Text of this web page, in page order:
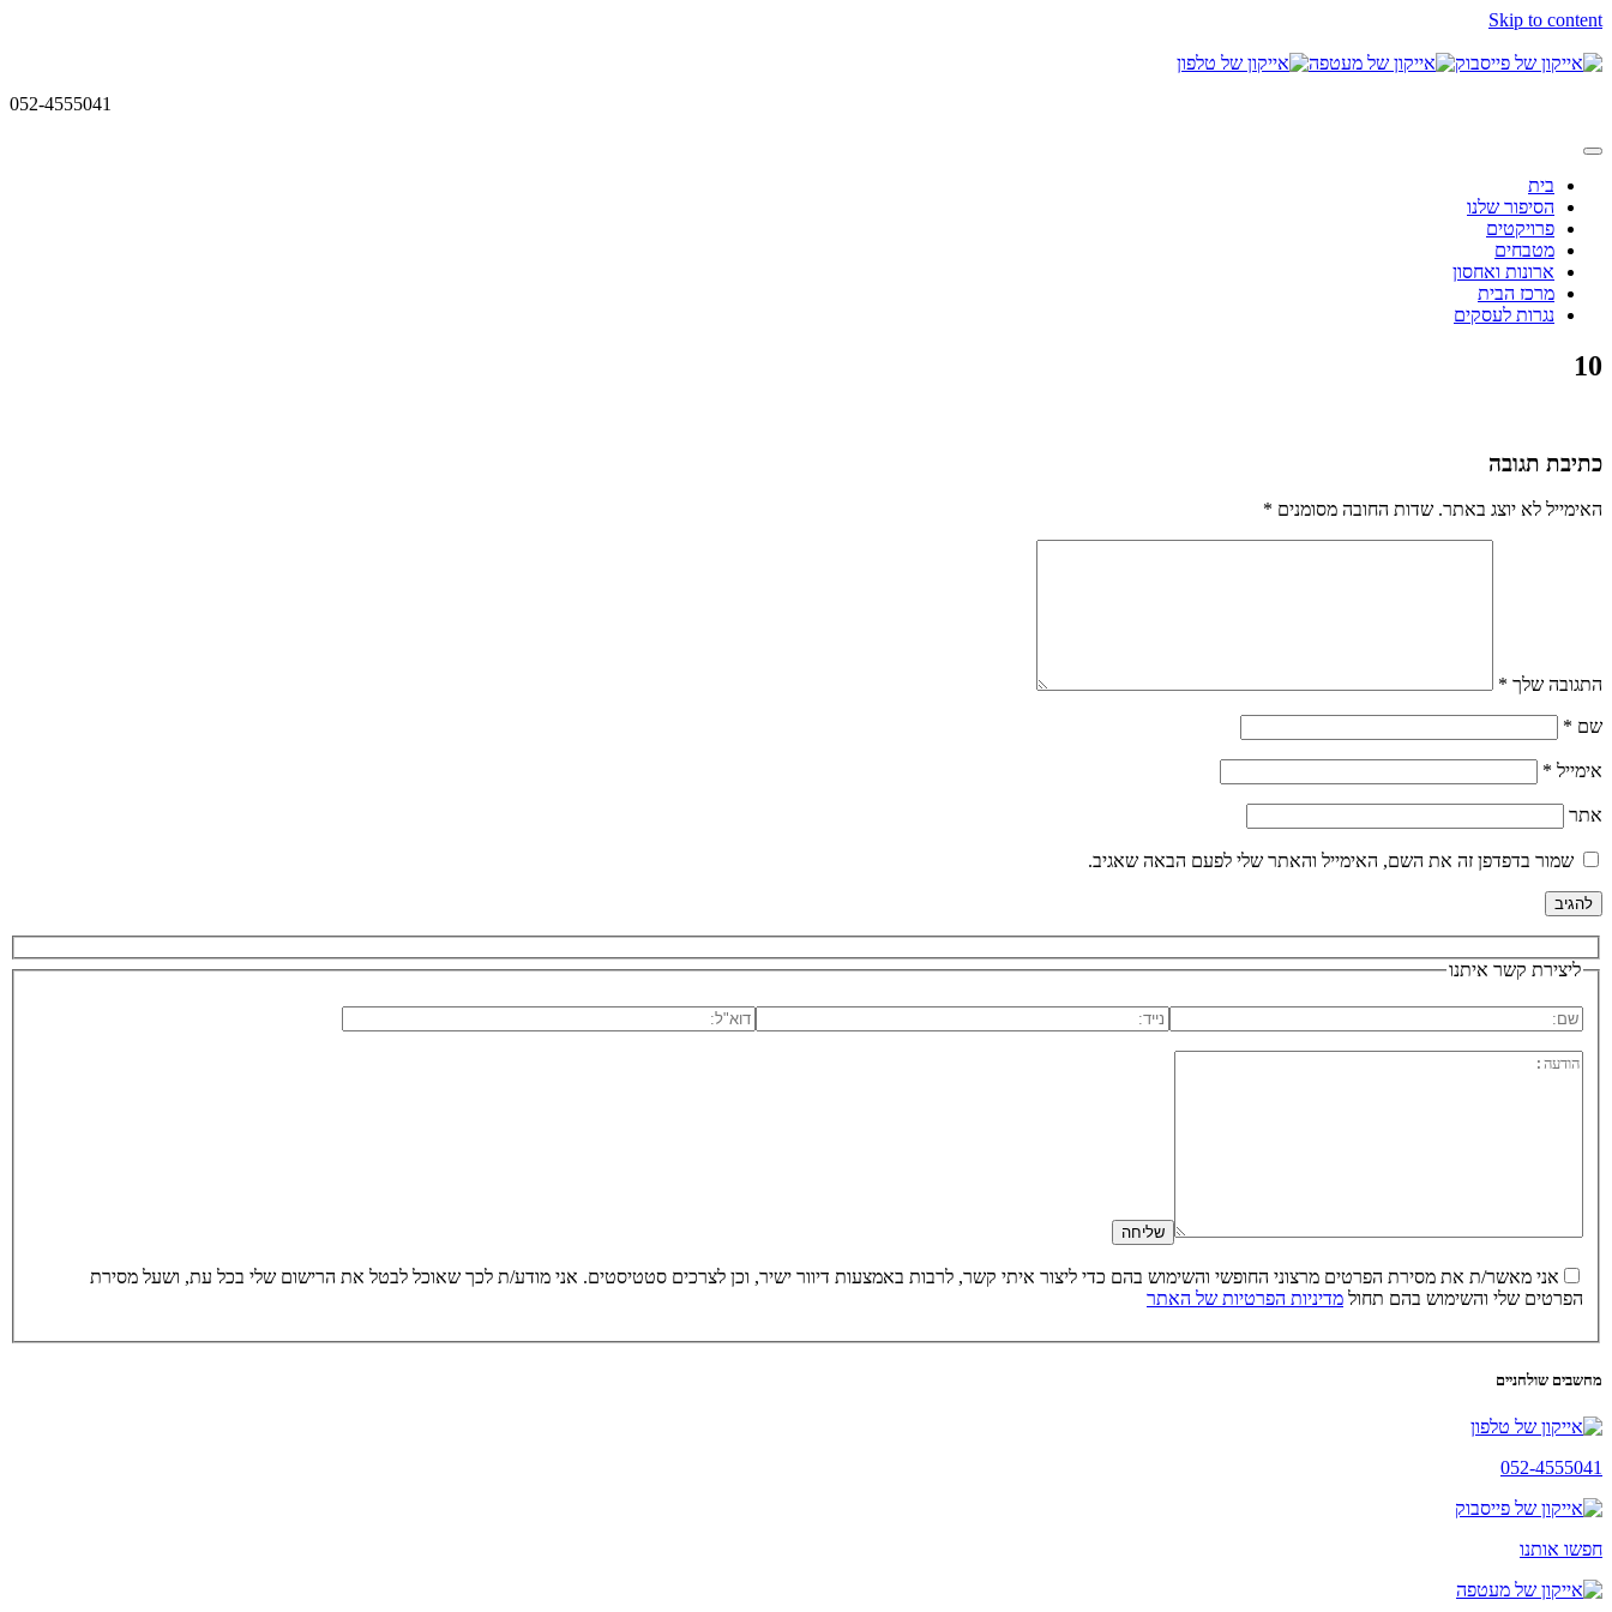
Skip to content
052-4555041
בית
הסיפור שלנו
פרויקטים
מטבחים
ארונות ואחסון
מרכז הבית
נגרות לעסקים
10
כתיבת תגובה
האימייל לא יוצג באתר. שדות החובה מסומנים *
התגובה שלך *
שם *
אימייל *
אתר
שמור בדפדפן זה את השם, האימייל והאתר שלי לפעם הבאה שאגיב.
ליצירת קשר איתנו
אני מאשר/ת את מסירת הפרטים מרצוני החופשי והשימוש בהם כדי ליצור איתי קשר, לרבות באמצעות דיוור ישיר, וכן לצרכים סטטיסטים. אני מודע/ת לכך שאוכל לבטל את הרישום שלי בכל עת, ושעל מסירת
הפרטים שלי והשימוש בהם תחול מדיניות הפרטיות של האתר
מחשבים שולחניים
052-4555041
חפשו אותנו